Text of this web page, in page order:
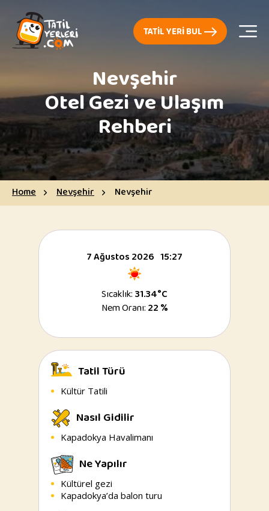
TATIL YERI BUL
Nevşehir
Otel Gezi ve Ulaşım
Rehberi
Home Nevşehir Nevşehir
Tatil Türü
Kültür Tatili
Nasıl Gidilir
Kapadokya Havalimanı
Ne Yapılır
Kültürel gezi
Kapadokya’da balon turu
7 Ağustos 2026 15:27
Sıcaklık:31.34°C
Nem Oranı:22 %